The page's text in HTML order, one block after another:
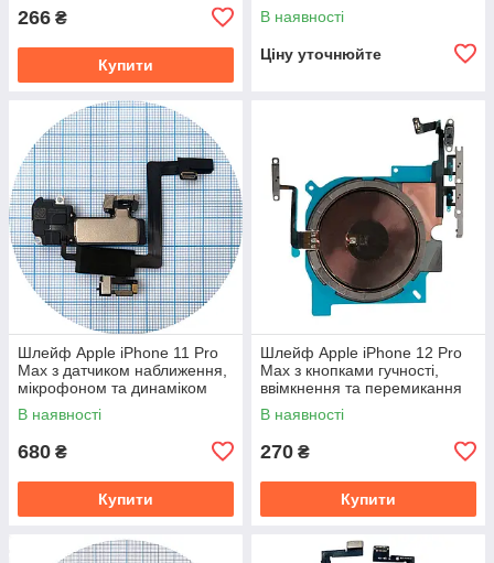
266 ₴
Купити
В наявності
Ціну уточнюйте
Шлейф Apple iPhone 11 Pro
Max з датчиком наближення,
мікрофоном та динаміком
(оригінал 100%)
В наявності
680 ₴
Купити
Шлейф Apple iPhone 12 Pro
Max з кнопками гучності,
ввімкнення та перемикання
вібро (оригінал Китай)
В наявності
270 ₴
Купити